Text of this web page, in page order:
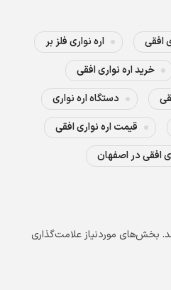
افقی
اره نواری فلز بر
خرید اره نواری افقی
دستگاه اره نواری
قیمت اره نواری افقی
افقی در اصفهان
بخش‌های موردنیاز علامت‌گذاری